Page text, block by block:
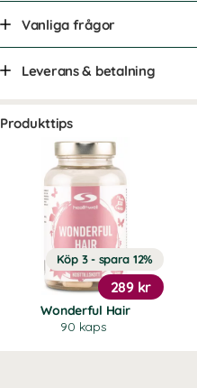
Vanliga frågor
Leverans & betalning
Produkttips
Wonderful Hair
90 kaps
Köp 3 - spara 12%
289 kr